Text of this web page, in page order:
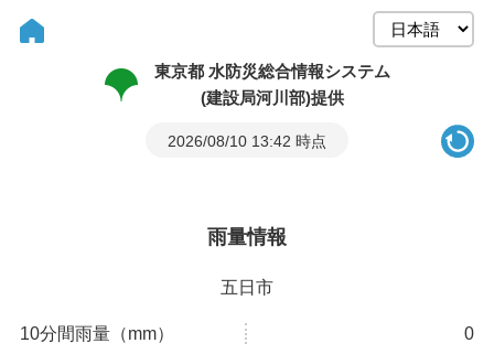
東京都 水防災総合情報システム
(建設局河川部)提供
2026/08/10 13:42 時点
雨量情報
五日市
10分間雨量（mm） 0